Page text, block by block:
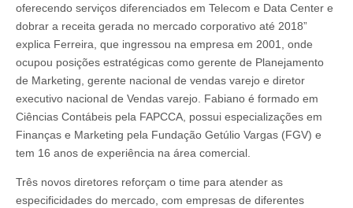
oferecendo serviços diferenciados em Telecom e Data Center e
dobrar a receita gerada no mercado corporativo até 2018”
explica Ferreira, que ingressou na empresa em 2001, onde
ocupou posições estratégicas como gerente de Planejamento
de Marketing, gerente nacional de vendas varejo e diretor
executivo nacional de Vendas varejo. Fabiano é formado em
Ciências Contábeis pela FAPCCA, possui especializações em
Finanças e Marketing pela Fundação Getúlio Vargas (FGV) e
tem 16 anos de experiência na área comercial.
Três novos diretores reforçam o time para atender as
especificidades do mercado, com empresas de diferentes